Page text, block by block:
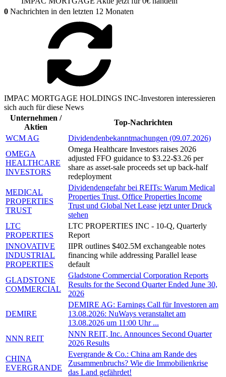
0 Nachrichten in den letzten 12 Monaten
IMPAC MORTGAGE HOLDINGS INC-Investoren interessieren
sich auch für diese News
Unternehmen /
Aktien
Top-Nachrichten
WCM AG
Dividendenbekanntmachungen (09.07.2026)
OMEGA
HEALTHCARE
INVESTORS
Omega Healthcare Investors raises 2026
adjusted FFO guidance to $3.22-$3.26 per
share as asset-sale proceeds set up back-half
redeployment
MEDICAL
PROPERTIES
TRUST
Dividendengefahr bei REITs: Warum Medical
Properties Trust, Office Properties Income
Trust und Global Net Lease jetzt unter Druck
stehen
LTC
PROPERTIES
LTC PROPERTIES INC - 10-Q, Quarterly
Report
INNOVATIVE
INDUSTRIAL
PROPERTIES
IIPR outlines $402.5M exchangeable notes
financing while addressing Parallel lease
default
GLADSTONE
COMMERCIAL
Gladstone Commercial Corporation Reports
Results for the Second Quarter Ended June 30,
2026
DEMIRE
DEMIRE AG: Earnings Call für Investoren am
13.08.2026: NuWays veranstaltet am
13.08.2026 um 11:00 Uhr ...
NNN REIT
NNN REIT, Inc. Announces Second Quarter
2026 Results
CHINA
EVERGRANDE
Evergrande & Co.: China am Rande des
Zusammenbruchs? Wie die Immobilienkrise
das Land gefährdet!